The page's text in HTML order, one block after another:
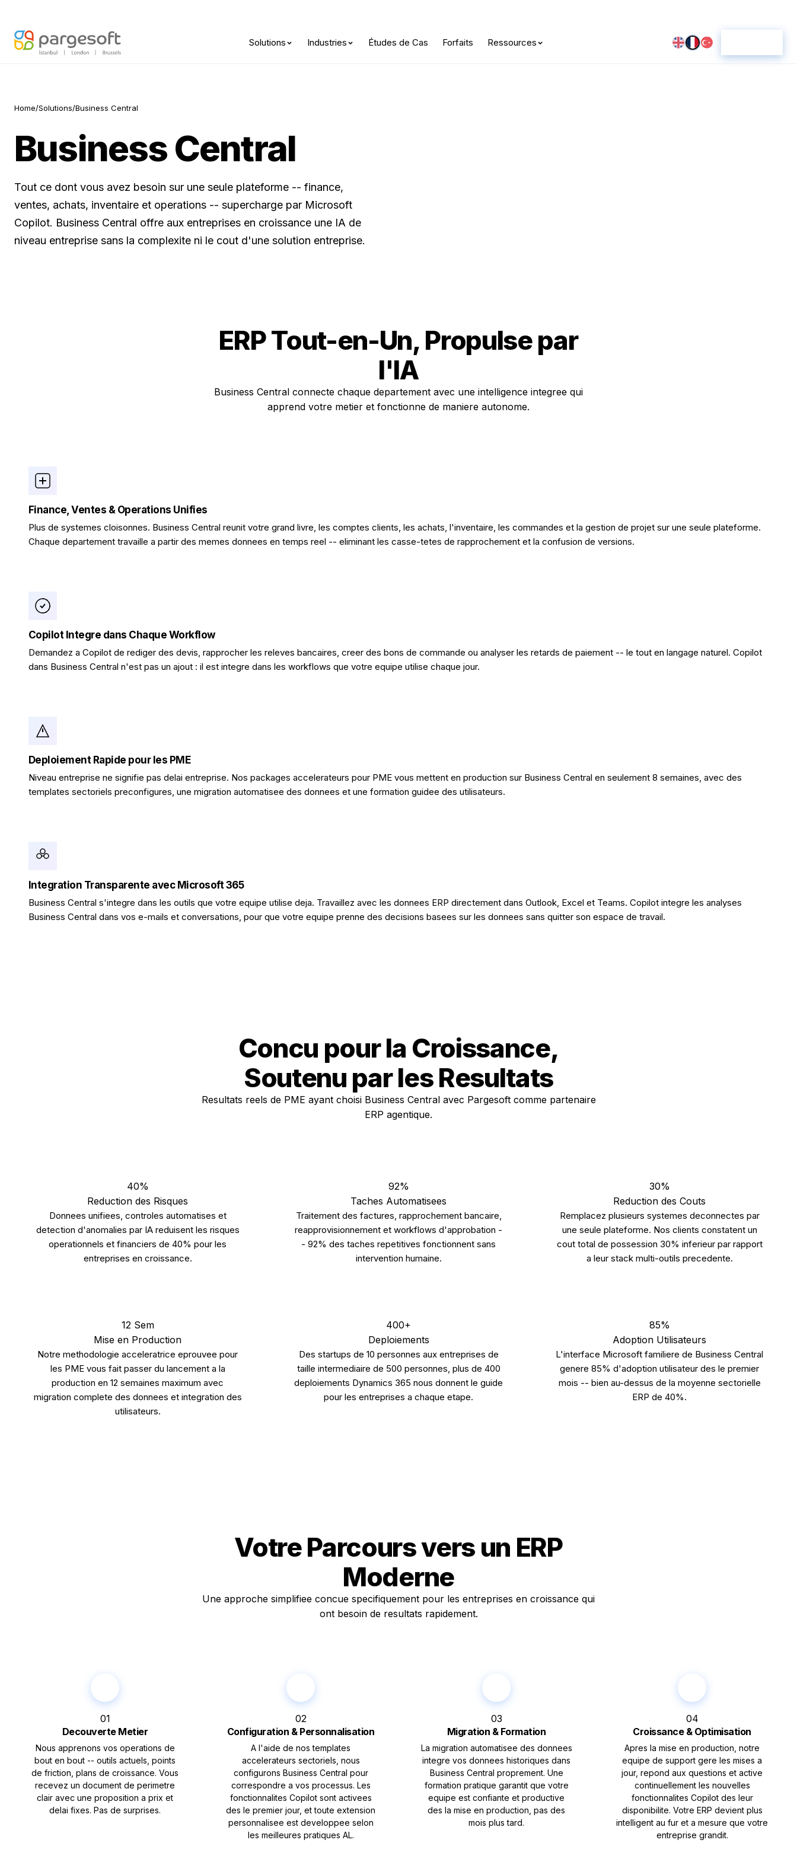
Solutions Industries Études de Cas Forfaits Ressources
Home/Solutions/Business Central
Business Central
Tout ce dont vous avez besoin sur une seule plateforme -- finance,
ventes, achats, inventaire et operations -- supercharge par Microsoft
Copilot. Business Central offre aux entreprises en croissance une IA de
niveau entreprise sans la complexite ni le cout d'une solution entreprise.
ERP Tout-en-Un, Propulse par
l'IA
Business Central connecte chaque departement avec une intelligence integree qui
apprend votre metier et fonctionne de maniere autonome.
Finance, Ventes & Operations Unifies
Plus de systemes cloisonnes. Business Central reunit votre grand livre, les comptes clients, les achats, l'inventaire, les commandes et la gestion de projet sur une seule plateforme.
Chaque departement travaille a partir des memes donnees en temps reel -- eliminant les casse-tetes de rapprochement et la confusion de versions.
Copilot Integre dans Chaque Workflow
Demandez a Copilot de rediger des devis, rapprocher les releves bancaires, creer des bons de commande ou analyser les retards de paiement -- le tout en langage naturel. Copilot
dans Business Central n'est pas un ajout : il est integre dans les workflows que votre equipe utilise chaque jour.
Deploiement Rapide pour les PME
Niveau entreprise ne signifie pas delai entreprise. Nos packages accelerateurs pour PME vous mettent en production sur Business Central en seulement 8 semaines, avec des
templates sectoriels preconfigures, une migration automatisee des donnees et une formation guidee des utilisateurs.
Integration Transparente avec Microsoft 365
Business Central s'integre dans les outils que votre equipe utilise deja. Travaillez avec les donnees ERP directement dans Outlook, Excel et Teams. Copilot integre les analyses
Business Central dans vos e-mails et conversations, pour que votre equipe prenne des decisions basees sur les donnees sans quitter son espace de travail.
Concu pour la Croissance,
Soutenu par les Resultats
Resultats reels de PME ayant choisi Business Central avec Pargesoft comme partenaire
ERP agentique.
40%
Reduction des Risques
Donnees unifiees, controles automatises et
detection d'anomalies par IA reduisent les risques
operationnels et financiers de 40% pour les
entreprises en croissance.
92%
Taches Automatisees
Traitement des factures, rapprochement bancaire,
reapprovisionnement et workflows d'approbation -
- 92% des taches repetitives fonctionnent sans
intervention humaine.
30%
Reduction des Couts
Remplacez plusieurs systemes deconnectes par
une seule plateforme. Nos clients constatent un
cout total de possession 30% inferieur par rapport
a leur stack multi-outils precedente.
12 Sem
Mise en Production
Notre methodologie acceleratrice eprouvee pour
les PME vous fait passer du lancement a la
production en 12 semaines maximum avec
migration complete des donnees et integration des
utilisateurs.
400+
Deploiements
Des startups de 10 personnes aux entreprises de
taille intermediaire de 500 personnes, plus de 400
deploiements Dynamics 365 nous donnent le guide
pour les entreprises a chaque etape.
85%
Adoption Utilisateurs
L'interface Microsoft familiere de Business Central
genere 85% d'adoption utilisateur des le premier
mois -- bien au-dessus de la moyenne sectorielle
ERP de 40%.
Votre Parcours vers un ERP
Moderne
Une approche simplifiee concue specifiquement pour les entreprises en croissance qui
ont besoin de resultats rapidement.
01
Decouverte Metier
Nous apprenons vos operations de
bout en bout -- outils actuels, points
de friction, plans de croissance. Vous
recevez un document de perimetre
clair avec une proposition a prix et
delai fixes. Pas de surprises.
02
Configuration & Personnalisation
A l'aide de nos templates
accelerateurs sectoriels, nous
configurons Business Central pour
correspondre a vos processus. Les
fonctionnalites Copilot sont activees
des le premier jour, et toute extension
personnalisee est developpee selon
les meilleures pratiques AL.
03
Migration & Formation
La migration automatisee des donnees
integre vos donnees historiques dans
Business Central proprement. Une
formation pratique garantit que votre
equipe est confiante et productive
des la mise en production, pas des
mois plus tard.
04
Croissance & Optimisation
Apres la mise en production, notre
equipe de support gere les mises a
jour, repond aux questions et active
continuellement les nouvelles
fonctionnalites Copilot des leur
disponibilite. Votre ERP devient plus
intelligent au fur et a mesure que votre
entreprise grandit.